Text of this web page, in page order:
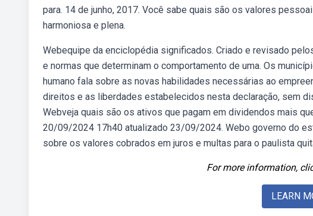
para. 14 de junho, 2017. Você sabe quais são os valores
harmoniosa e plena.
Webequipe da enciclopédia significados. Criado e revisado
e normas que determinam o comportamento de uma. Os
humano fala sobre as novas habilidades necessárias ao
direitos e as liberdades estabelecidos nesta declaração, sem
Webveja quais são os ativos que pagam em dividendos mais
20/09/2024 17h40 atualizado 23/09/2024. Webo governo do
sobre os valores cobrados em juros e multas para o paulista
For more information,
LEARN